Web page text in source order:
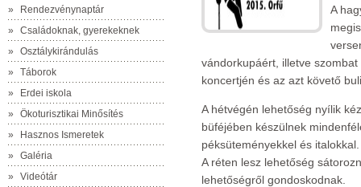
»
Rendezvénynaptár
»
Családoknak, gyerekeknek
»
Osztálykirándulás
»
Táborok
»
Erdei iskola
»
Ökoturisztikai Minősítés
»
Hasznos Ismeretek
»
Galéria
»
Videótár
A
vándorkupáért, illetve
koncertjén és az azt követő
A hétvégén lehetőség nyílik
büféjében készülnek
péksüteményekkel és italokkal.
A réten lesz lehetőség
lehetőségről gondoskodnak.